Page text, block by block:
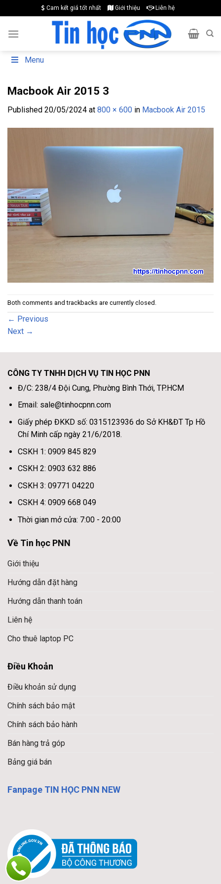
to
content
Cam kết giá tốt nhất Giới thiệu Liên hệ
Menu
Macbook Air 2015 3
Published 20/05/2024 at 800 × 600 in Macbook Air 2015
Both comments and trackbacks are currently closed.
← Previous
Next →
CÔNG TY TNHH DỊCH VỤ TIN HỌC PNN
Đ/C: 238/4 Đội Cung, Phường Bình Thới, TP.HCM
Email: sale@tinhocpnn.com
Giấy phép ĐKKD số: 0315123936 do Sở KH&ĐT Tp Hồ
Chí Minh cấp ngày 21/6/2018.
CSKH 1: 0909 845 829
CSKH 2: 0903 632 886
CSKH 3: 09771 04220
CSKH 4: 0909 668 049
Thời gian mở cửa: 7:00 - 20:00
Về Tin học PNN
Giới thiệu
Hướng dẫn đặt hàng
Hướng dẫn thanh toán
Liên hệ
Cho thuê laptop PC
Điều Khoản
Điều khoản sử dụng
Chính sách bảo mật
Chính sách bảo hành
Bán hàng trả góp
Bảng giá bán
Fanpage TIN HỌC PNN NEW